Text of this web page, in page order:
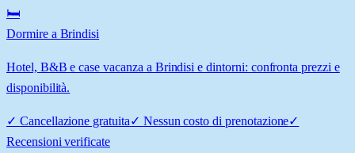
🛏️
Dormire a Brindisi
Hotel, B&B e case vacanza a Brindisi e dintorni: confronta prezzi e
disponibilità.
✓ Cancellazione gratuita✓ Nessun costo di prenotazione✓
Recensioni verificate